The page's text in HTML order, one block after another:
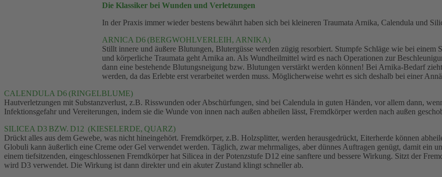
Die Klassiker bei Wunden und Verletzungen
In der Praxis immer wieder bestens bewährt haben sich bei kleineren Traumata Arnika, Calendula und
ARNICA D6 (BERGWOHLVERLEIH, ARNIKA)
Stillt innere und äußere Blutungen, Blutergüsse werden zügig resorbiert. Stumpfe Schläge wie bei einem
und körperliche Traumata geht Arnika an. Als Wundheilmittel wird es nach Operationen zur
dann eine bestehende Blutungsneigung bzw. Blutungen verstärkt werden können! Bei Arnika-Bedarf
werden, da das Erlebte erst verarbeitet werden muss. Möglicherweise wehrt es sich deshalb bei einer
CALENDULA D6 (RINGELBLUME)
Hautverletzungen mit Substanzverlust, z.B. Risswunden oder Abschürfungen, sind bei Calendula in guten Händen, vor allem dann,
Infektionsgefahr und Vereiterungen, indem sie die Wunde von innen nach außen abheilen lässt, Fremdkörper werden nach außen
SILICEA D3 BZW. D12 (KIESELERDE, QUARZ)
Drückt alles aus dem Gewebe, was nicht hineingehört. Fremdkörper, z.B. Holzsplitter, werden herausgedrückt, Eiterherde können
Globuli kann äußerlich eine Creme oder Gel verwendet werden. Täglich, zwar mehrmaliges, aber dünnes Auftragen genügt, damit ein
einem tiefsitzenden, eingeschlossenen Fremdkörper hat Silicea in der Potenzstufe D12 eine sanftere und bessere Wirkung. Sitzt der
wird D3 verwendet. Die Wirkung ist dann direkter und ein akuter Zustand klingt schneller ab.